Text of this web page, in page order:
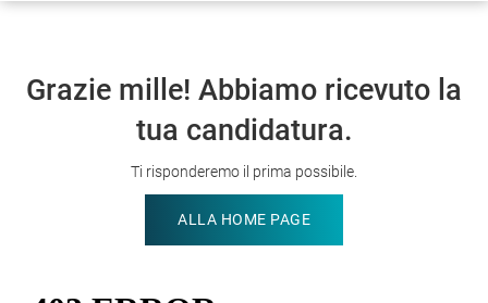
Grazie mille! Abbiamo ricevuto la
tua candidatura.
Ti risponderemo il prima possibile.
ALLA HOME PAGE